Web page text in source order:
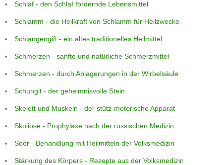
Schlaf - den Schlaf fördernde Lebensmittel
Schlamm - die Heilkraft von Schlamm für Heilzwecke
Schlangengift - ein altes traditionelles Heilmittel
Schmerzen - sanfte und natürliche Schmerzmittel
Schmerzen - durch Ablagerungen in der Wirbelsäule
Schungit - der geheimnisvolle Stein
Skelett und Muskeln - der stütz-motorische Apparat
Skoliose - Prophylaxe nach der russischen Medizin
Soor - Behandlung mit Heilmitteln der Volksmedizin
Stärkung des Körpers - Rezepte aus der Volksmedizin